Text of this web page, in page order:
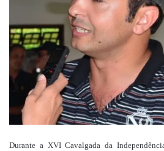
Durante a XVI Cavalgada da